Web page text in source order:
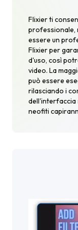
Flixier ti
professionale,
essere un
Flixier per
d'uso, così
video. La
può essere
rilasciando i
dell'interfaccia
neofiti